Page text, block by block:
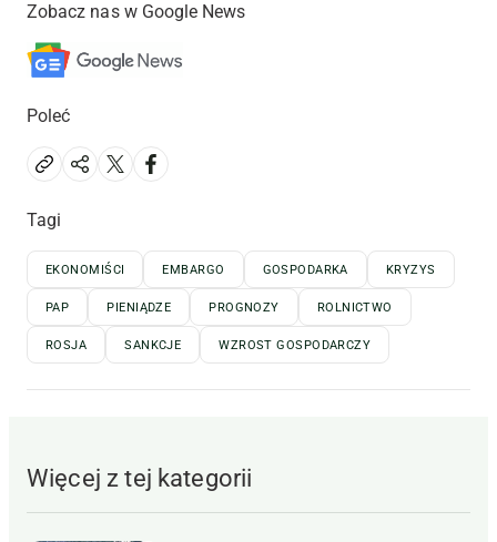
Zobacz nas w Google News
Poleć
Tagi
EKONOMIŚCI EMBARGO GOSPODARKA KRYZYS
PAP PIENIĄDZE PROGNOZY ROLNICTWO
ROSJA SANKCJE WZROST GOSPODARCZY
Więcej z tej kategorii